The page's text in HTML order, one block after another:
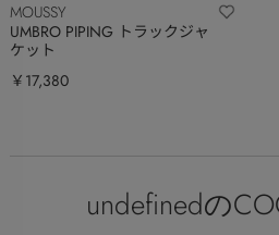
MOUSSY
UMBRO PIPING トラックジャ
ケット
￥17,380
undefinedの